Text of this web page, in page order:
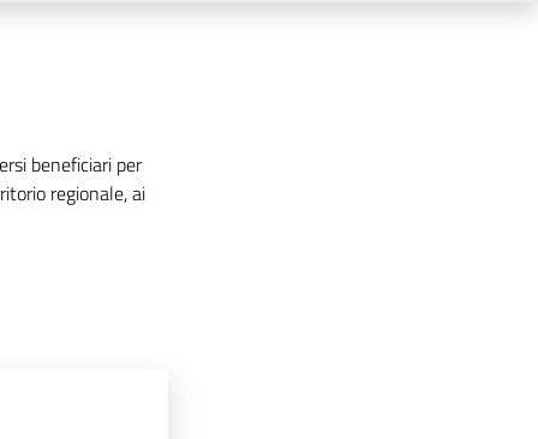
beneficiari per
regionale, ai